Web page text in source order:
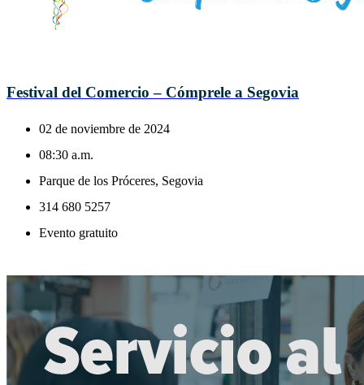
Festival del Comercio – Cómprele a Segovia
02 de noviembre de 2024
08:30 a.m.
Parque de los Próceres, Segovia
314 680 5257
Evento gratuito